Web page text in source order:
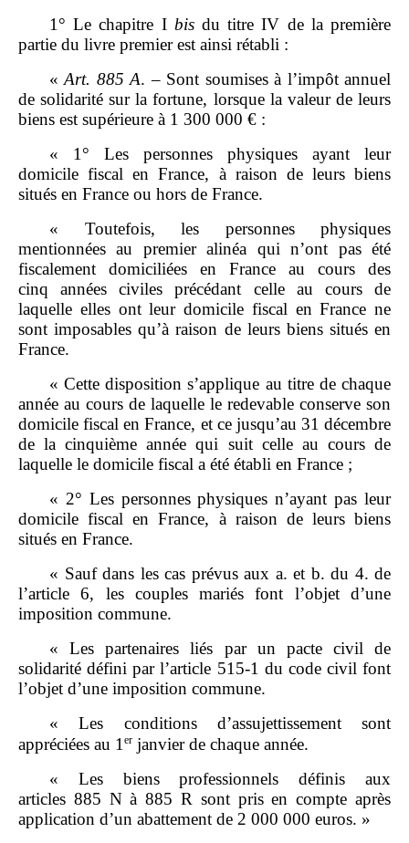
1° Le chapitre I bisdu titre IV de la première
partie du livre premier est ainsi rétabli :
«Art. 885 A. – Sont soumises à l’impôt annuel
de solidarité sur la fortune, lorsque la valeur de leurs
biens est supérieure à 1 300 000 € :
« 1° Les personnes physiques ayant leur
domicile fiscal en France, à raison de leurs biens
situés en France ou hors de France.
« Toutefois, les personnes physiques
mentionnées au premier alinéa qui n’ont pas été
fiscalement domiciliées en France au cours des
cinq années civiles précédant celle au cours de
laquelle elles ont leur domicile fiscal en France ne
sont imposables qu’à raison de leurs biens situés en
France.
« Cette disposition s’applique au titre de chaque
année au cours de laquelle le redevable conserve son
domicile fiscal en France, et ce jusqu’au 31 décembre
de la cinquième année qui suit celle au cours de
laquelle le domicile fiscal a été établi en France ;
« 2° Les personnes physiques n’ayant pas leur
domicile fiscal en France, à raison de leurs biens
situés en France.
« Sauf dans les cas prévus aux a. et b. du 4. de
l’article 6, les couples mariés font l’objet d’une
imposition commune.
« Les partenaires liés par un pacte civil de
solidarité défini par l’article 515‑1 du code civil font
l’objet d’une imposition commune.
« Les conditions d’assujettissement sont
appréciées au 1er janvier de chaque année.
« Les biens professionnels définis aux
articles 885 N à 885 R sont pris en compte après
application d’un abattement de 2 000 000 euros. »